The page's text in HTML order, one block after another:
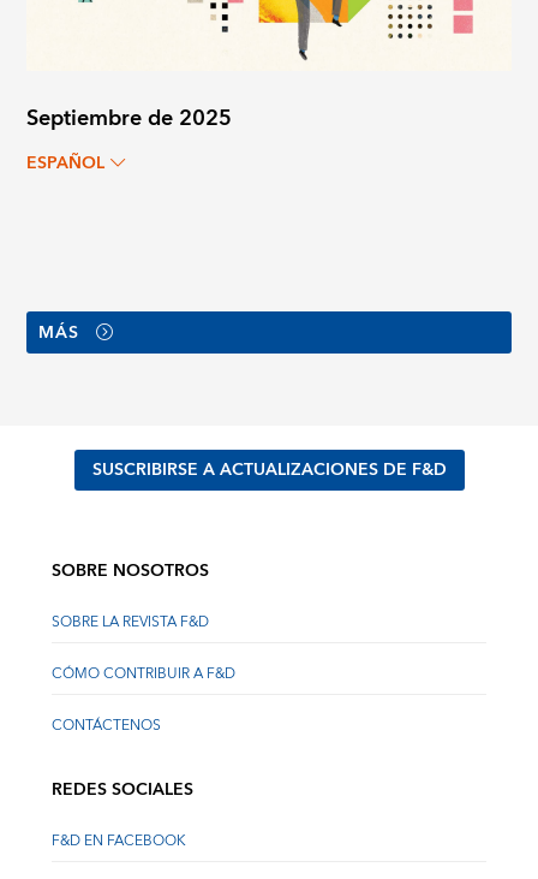
Septiembre de 2025
ESPAÑOL
MÁS
SUSCRIBIRSE A ACTUALIZACIONES DE F&D
SOBRE NOSOTROS
SOBRE LA REVISTA F&D
CÓMO CONTRIBUIR A F&D
CONTÁCTENOS
REDES SOCIALES
F&D EN FACEBOOK